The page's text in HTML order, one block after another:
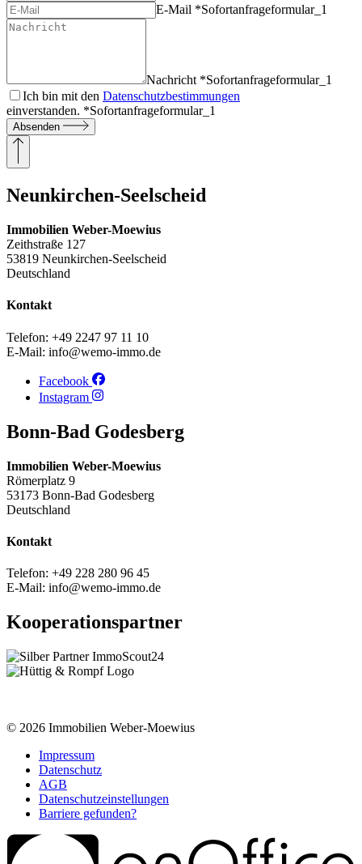
E-Mail *Sofortanfrageformular_1
Nachricht *Sofortanfrageformular_1
Ich bin mit den Datenschutzbestimmungen
einverstanden. *Sofortanfrageformular_1
Absenden
Neunkirchen-Seelscheid
Immobilien Weber-Moewius
Zeithstraße 127
53819 Neunkirchen-Seelscheid
Deutschland
Kontakt
Telefon: +49 2247 97 11 10
E-Mail: info@wemo-immo.de
Facebook
Instagram
Bonn-Bad Godesberg
Immobilien Weber-Moewius
Römerplatz 9
53173 Bonn-Bad Godesberg
Deutschland
Kontakt
Telefon: +49 228 280 96 45
E-Mail: info@wemo-immo.de
Kooperationspartner
© 2026 Immobilien Weber-Moewius
Impressum
Datenschutz
AGB
Datenschutzeinstellungen
Barriere gefunden?